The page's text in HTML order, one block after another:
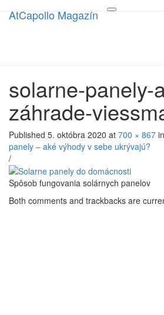
Toggle
AtCapollo Magazín
AtCapollo Magazín
solarne-panely-
záhrade-
Published 5. októbra 2020 at 700 × 867 in
panely – aké výhody v sebe ukrývajú?
/
Spôsob fungovania solárnych panelov
Both comments and trackbacks are